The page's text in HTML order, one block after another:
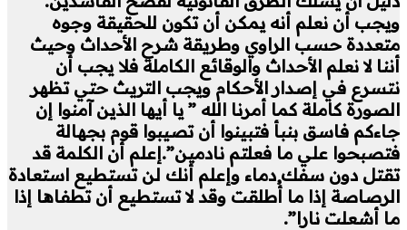
ويجب أن نعلم أنه يمكن أن تكون للحقيقة وجوه
متعددة حسب الراوي وطريقة شرح الأحداث وحيث
أننا لا نعلم الأحداث والوقائع الكاملة فلا يجب أن
نتسرع في إصدار الأحكام ويجب التريث حتي تظهر
الصورة كاملة كما أمرنا الله ” يا أيها الذين آمنوا إن
جاءكم فاسق بنبأ فتبينوا أن تصيبوا قوم بجهالة
فتصبحوا علي ما فعلتم نادمين”.إعلم أن الكلمة قد
تقتل دون سفك دماء وإعلم أنك لن تستطيع استعادة
الرصاصة إذا ما أُطلقت وقد لا تستطيع أن تطفاها إذا
ما أشعلت نارا”.